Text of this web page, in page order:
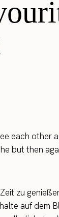
each other
but then
zu
auf dem